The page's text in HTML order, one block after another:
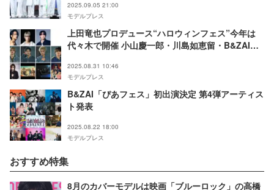
2025.09.05 21:00
モデルプレス
上田竜也プロデュース“ハロウィンフェス”今年は
代々木で開催 小山慶一郎・川島如恵留・B&ZAIら
Bite】
2025.08.31 10:46
モデルプレス
B&ZAI「ぴあフェス」初出演決定 第4弾アーティス
ト発表
2025.08.22 18:00
モデルプレス
おすすめ特集
8月のカバーモデルは映画「ブルーロック」の高橋